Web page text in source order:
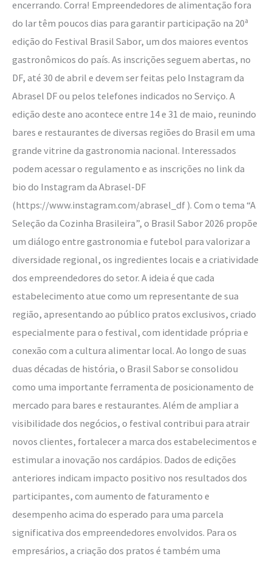
encerrando. Corra! Empreendedores de alimentação fora
do lar têm poucos dias para garantir participação na 20ª
edição do Festival Brasil Sabor, um dos maiores eventos
gastronômicos do país. As inscrições seguem abertas, no
DF, até 30 de abril e devem ser feitas pelo Instagram da
Abrasel DF ou pelos telefones indicados no Serviço. A
edição deste ano acontece entre 14 e 31 de maio, reunindo
bares e restaurantes de diversas regiões do Brasil em uma
grande vitrine da gastronomia nacional. Interessados
podem acessar o regulamento e as inscrições no link da
bio do Instagram da Abrasel-DF
(https://www.instagram.com/abrasel_df ). Com o tema “A
Seleção da Cozinha Brasileira”, o Brasil Sabor 2026 propõe
um diálogo entre gastronomia e futebol para valorizar a
diversidade regional, os ingredientes locais e a criatividade
dos empreendedores do setor. A ideia é que cada
estabelecimento atue como um representante de sua
região, apresentando ao público pratos exclusivos, criado
especialmente para o festival, com identidade própria e
conexão com a cultura alimentar local. Ao longo de suas
duas décadas de história, o Brasil Sabor se consolidou
como uma importante ferramenta de posicionamento de
mercado para bares e restaurantes. Além de ampliar a
visibilidade dos negócios, o festival contribui para atrair
novos clientes, fortalecer a marca dos estabelecimentos e
estimular a inovação nos cardápios. Dados de edições
anteriores indicam impacto positivo nos resultados dos
participantes, com aumento de faturamento e
desempenho acima do esperado para uma parcela
significativa dos empreendedores envolvidos. Para os
empresários, a criação dos pratos é também uma